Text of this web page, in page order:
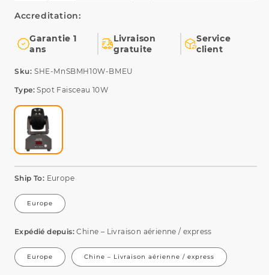
Garantie 1
ans
Livraison
gratuite
Service
client
Type:Spot Faisceau 10W
Ship To: Europe
Europe
Expédié depuis:Chine – Livraison aérienne / express
Europe Chine – Livraison aérienne / express